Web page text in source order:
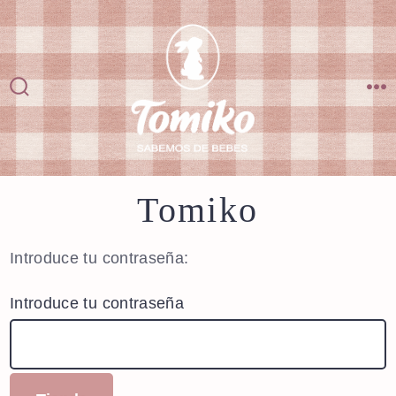
Saltar
al
contenido
Alternar
la
búsqueda
Tomiko
Introduce tu contraseña:
Introduce tu contraseña